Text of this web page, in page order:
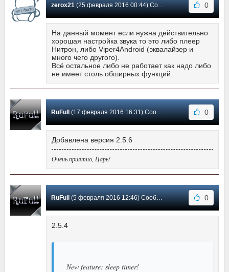
zerox21(25 февраля 2016 00:44) Сообщение #27 0
На данный момент если нужна действительно
хорошая настройка звука то это либо плеер
Нитрон, либо Viper4Android (эквалайзер и
много чего другого).
Всё остальное либо не работает как надо либо
не имеет столь обширных функций.
RuFull (17 февраля 2016 16:31) Сообщение #26 0
Добавлена версия 2.5.6
Очень приятно, Царь!
RuFull (5 февраля 2016 12:46) Сообщение #25 0
2.5.4
New feature: sleep timer!